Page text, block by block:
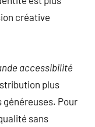
créative
accessibilité
plus
généreuses. Pour
sans